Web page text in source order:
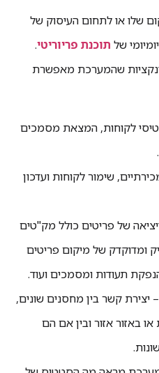
שלו או לתחום העיסוק של
של תוכנת פריוריטי.
שהמערכת מאפשרת
לקוחות, המצאת מסמכים
שימור לקוחות ועדכון
של פריטים כולל מק"טים
ומדוקדק של מיקום פריטים
תעודות ומסמכים ועוד.
קשר בין מחסנים שונים,
באזור אזור ובין אם הם